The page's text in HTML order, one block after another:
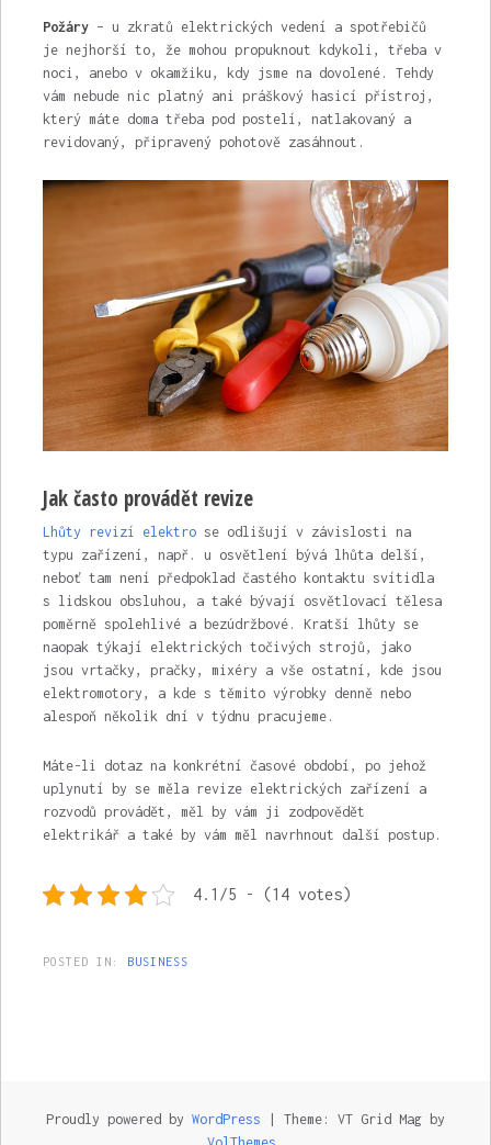
Požáry– u zkratů elektrických vedení a spotřebičů
je nejhorší to, že mohou propuknout kdykoli, třeba v
noci, anebo v okamžiku, kdy jsme na dovolené. Tehdy
vám nebude nic platný ani práškový hasicí přístroj,
který máte doma třeba pod postelí, natlakovaný a
revidovaný, připravený pohotově zasáhnout.
Jak často provádět revize
Lhůty revizí elektrose odlišují v závislosti na
typu zařízení, např. u osvětlení bývá lhůta delší,
neboť tam není předpoklad častého kontaktu svítidla
s lidskou obsluhou, a také bývají osvětlovací tělesa
poměrně spolehlivé a bezúdržbové. Kratší lhůty se
naopak týkají elektrických točivých strojů, jako
jsou vrtačky, pračky, mixéry a vše ostatní, kde jsou
elektromotory, a kde s těmito výrobky denně nebo
alespoň několik dní v týdnu pracujeme.
Máte-li dotaz na konkrétní časové období, po jehož
uplynutí by se měla revize elektrických zařízení a
rozvodů provádět, měl by vám ji zodpovědět
elektrikář a také by vám měl navrhnout další postup.
4.1/5 - (14 votes)
POSTED IN: BUSINESS
Proudly powered by WordPress
Theme: VT Grid Mag by